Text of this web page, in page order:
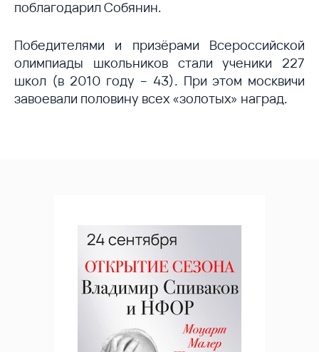
поблагодарил Собянин.
Победителями и призёрами Всероссийской
олимпиады школьников стали ученики 227
школ (в 2010 году – 43). При этом москвичи
завоевали половину всех «золотых» наград.